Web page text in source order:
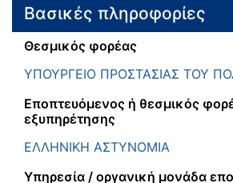
Βασικές πληροφορίες
Θεσμικός φορέας
ΥΠΟΥΡΓΕΙΟ ΠΡΟΣΤΑΣΙΑΣ ΤΟΥ
Εποπτευόμενος ή θεσμικός
εξυπηρέτησης
ΕΛΛΗΝΙΚΗ ΑΣΤΥΝΟΜΙΑ
Υπηρεσία / οργανική μονάδα